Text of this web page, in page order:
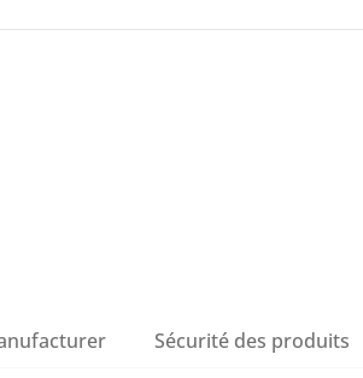
Sécurité des produits